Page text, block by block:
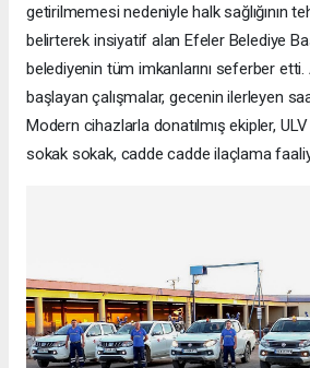
getirilmemesi nedeniyle halk sağlığının
belirterek insiyatif alan Efeler Belediye
belediyenin tüm imkanlarını seferber
başlayan çalışmalar, gecenin ilerleyen
Modern cihazlarla donatılmış ekipler,
sokak sokak, cadde cadde ilaçlama